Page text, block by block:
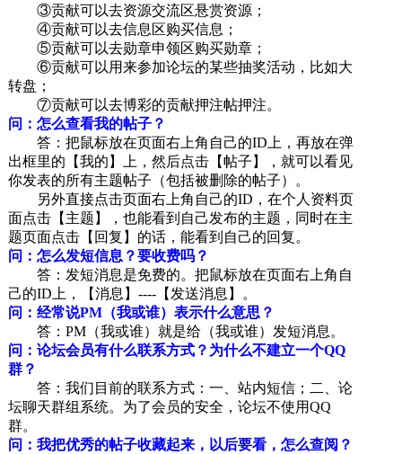
③贡献可以去资源交流区悬赏资源；
④贡献可以去信息区购买信息；
⑤贡献可以去勋章申领区购买勋章；
⑥贡献可以用来参加论坛的某些抽奖活动，比如大
转盘；
⑦贡献可以去博彩的贡献押注帖押注。
问：怎么查看我的帖子？
答：把鼠标放在页面右上角自己的ID上，再放在弹
出框里的【我的】上，然后点击【帖子】，就可以看见
你发表的所有主题帖子（包括被删除的帖子）。
另外直接点击页面右上角自己的ID，在个人资料页
面点击【主题】，也能看到自己发布的主题，同时在主
题页面点击【回复】的话，能看到自己的回复。
问：怎么发短信息？要收费吗？
答：发短消息是免费的。把鼠标放在页面右上角自
己的ID上，【消息】----【发送消息】。
问：经常说PM（我或谁）表示什么意思？
答：PM（我或谁）就是给（我或谁）发短消息。
问：论坛会员有什么联系方式？为什么不建立一个QQ
群？
答：我们目前的联系方式：一、站内短信；二、论
坛聊天群组系统。为了会员的安全，论坛不使用QQ
群。
问：我把优秀的帖子收藏起来，以后要看，怎么查阅？